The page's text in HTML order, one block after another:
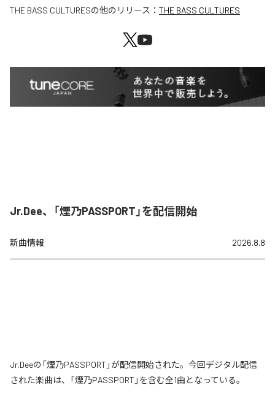
THE BASS CULTURESの他のリリース： THE BASS CULTURES
Jr.Dee、「煙乃PASSPORT」を配信開始
新曲情報 2026.8.8
Jr.Deeの「煙乃PASSPORT」が配信開始された。今回デジタル配信
された楽曲は、「煙乃PASSPORT」を含む全1曲となっている。